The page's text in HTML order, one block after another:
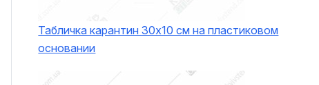
Табличка карантин 30х10 см на пластиковом
основании